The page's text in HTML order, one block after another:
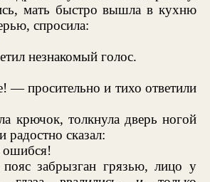
мать быстро вышла в кухню
спросила:
незнакомый голос.
— просительно и тихо ответили
крючок, толкнула дверь ногой
сказал:
забрызган грязью, лицо у